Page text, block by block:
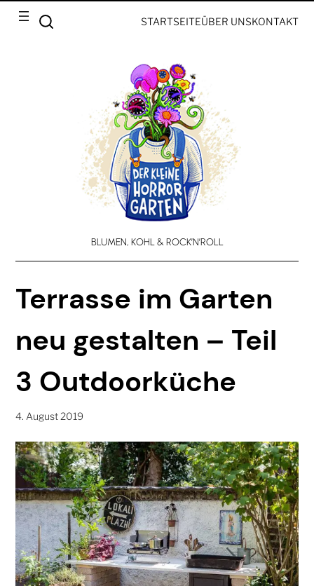
STARTSEITEÜBER UNSKONTAKT
BLUMEN, KOHL & ROCK’N’ROLL
Terrasse im Garten
neu gestalten – Teil
3 Outdoorküche
4. August 2019